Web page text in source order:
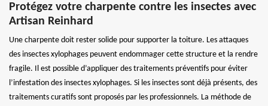
Protégez votre charpente contre les insectes avec
Artisan Reinhard
Une charpente doit rester solide pour supporter la toiture. Les attaques
des insectes xylophages peuvent endommager cette structure et la rendre
fragile. Il est possible d’appliquer des traitements préventifs pour éviter
l’infestation des insectes xylophages. Si les insectes sont déjà présents, des
traitements curatifs sont proposés par les professionnels. La méthode de